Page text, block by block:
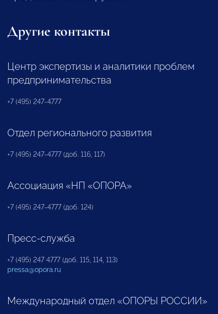
Другие контакты
Центр экспертизы и аналитики проблем
предпринимательства
+7 (495) 247-4777
Отдел регионального развития
+7 (495) 247-4777 (доб. 116, 117)
Ассоциация «НП «ОПОРА»
+7 (495) 247-4777 (доб. 124)
Пресс-служба
+7 (495) 247 4777 (доб. 115, 114, 113)
pressa@opora.ru
Международный отдел «ОПОРЫ РОССИИ»